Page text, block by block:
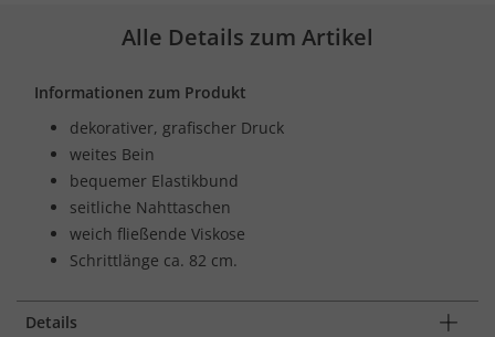
Alle Details zum Artikel
Informationen zum Produkt
dekorativer, grafischer Druck
weites Bein
bequemer Elastikbund
seitliche Nahttaschen
weich fließende Viskose
Schrittlänge ca. 82 cm.
Details